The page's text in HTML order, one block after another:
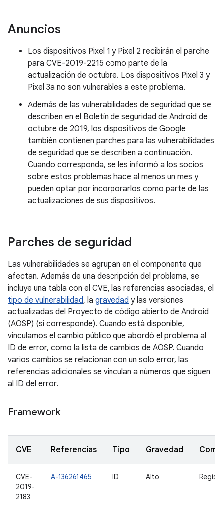
Anuncios
Los dispositivos Pixel 1 y Pixel 2 recibirán el parche
para CVE-2019-2215 como parte de la
actualización de octubre. Los dispositivos Pixel 3 y
Pixel 3a no son vulnerables a este problema.
Además de las vulnerabilidades de seguridad que se
describen en el Boletín de seguridad de Android de
octubre de 2019, los dispositivos de Google
también contienen parches para las vulnerabilidades
de seguridad que se describen a continuación.
Cuando corresponda, se les informó a los socios
sobre estos problemas hace al menos un mes y
pueden optar por incorporarlos como parte de las
actualizaciones de sus dispositivos.
Parches de seguridad
Las vulnerabilidades se agrupan en el componente que
afectan. Además de una descripción del problema, se
incluye una tabla con el CVE, las referencias asociadas, el
tipo de vulnerabilidad, la gravedad y las versiones
actualizadas del Proyecto de código abierto de Android
(AOSP) (si corresponde). Cuando está disponible,
vinculamos el cambio público que abordó el problema al
ID de error, como la lista de cambios de AOSP. Cuando
varios cambios se relacionan con un solo error, las
referencias adicionales se vinculan a números que siguen
al ID del error.
Framework
CVE Referencias Tipo Gravedad
CVE-
2019-
2183
A-136261465 ID Alto